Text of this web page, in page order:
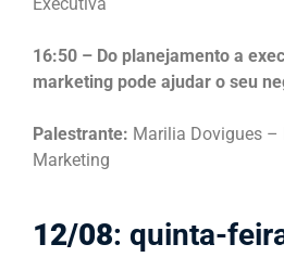
Executiva
16:50 – Do planejamento a
marketing pode ajudar o seu
Palestrante: Marilia Dovigues –
Marketing
12/08: quinta-